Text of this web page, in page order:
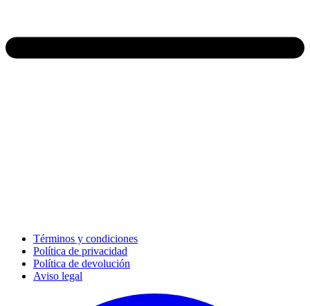
Términos y condiciones
Política de privacidad
Política de devolución
Aviso legal